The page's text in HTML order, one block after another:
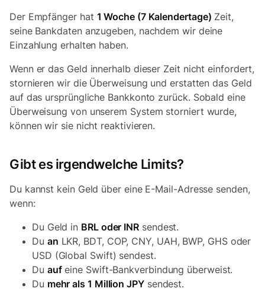
Der Empfänger hat 1 Woche (7 Kalendertage) Zeit,
seine Bankdaten anzugeben, nachdem wir deine
Einzahlung erhalten haben.
Wenn er das Geld innerhalb dieser Zeit nicht einfordert,
stornieren wir die Überweisung und erstatten das Geld
auf das ursprüngliche Bankkonto zurück. Sobald eine
Überweisung von unserem System storniert wurde,
können wir sie nicht reaktivieren.
Gibt es irgendwelche Limits?
Du kannst kein Geld über eine E-Mail-Adresse senden,
wenn:
Du Geld in BRL oder INR sendest.
Du an LKR, BDT, COP, CNY, UAH, BWP, GHS oder
USD (Global Swift) sendest.
Du aufeine Swift-Bankverbindung überweist.
Du mehr als 1 Million JPYsendest.